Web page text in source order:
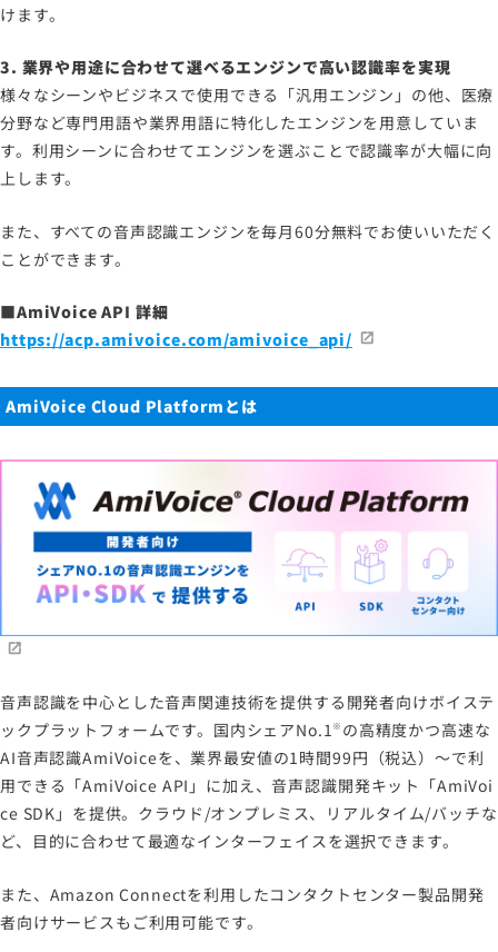
けます。
3. 業界や用途に合わせて選べるエンジンで高い認識率を実現
様々なシーンやビジネスで使用できる「汎用エンジン」の他、医療
分野など専門用語や業界用語に特化したエンジンを用意していま
す。利用シーンに合わせてエンジンを選ぶことで認識率が大幅に向
上します。
また、すべての音声認識エンジンを毎月60分無料でお使いいただく
ことができます。
■AmiVoice API 詳細
https://acp.amivoice.com/amivoice_api/
AmiVoice Cloud Platformとは
音声認識を中心とした音声関連技術を提供する開発者向けボイステ
ックプラットフォームです。国内シェアNo.1※ の高精度かつ高速な
AI音声認識AmiVoiceを、業界最安値の1時間99円（税込）～で利
用できる「AmiVoice API」に加え、音声認識開発キット「AmiVoi
ce SDK」を提供。クラウド/オンプレミス、リアルタイム/バッチな
ど、目的に合わせて最適なインターフェイスを選択できます。
また、Amazon Connectを利用したコンタクトセンター製品開発
者向けサービスもご利用可能です。